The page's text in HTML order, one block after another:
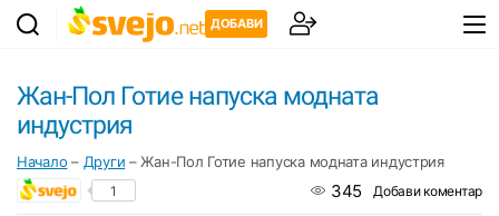
ДОБАВИ
Жан-Пол Готие напуска модната
индустрия
Начало – Други – Жан-Пол Готие напуска модната индустрия
1 345 Добави коментар